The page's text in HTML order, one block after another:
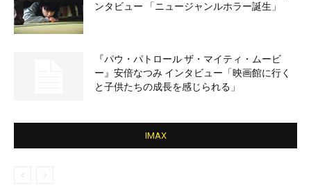
ンタビュー 「ニュージャンルホラー誕生」
『パウ・パトロール ザ・マイティ・ムービ
ー』安倍なつみ インタビュー「映画館に行く
と子供たちの成長を感じられる」
IMAX